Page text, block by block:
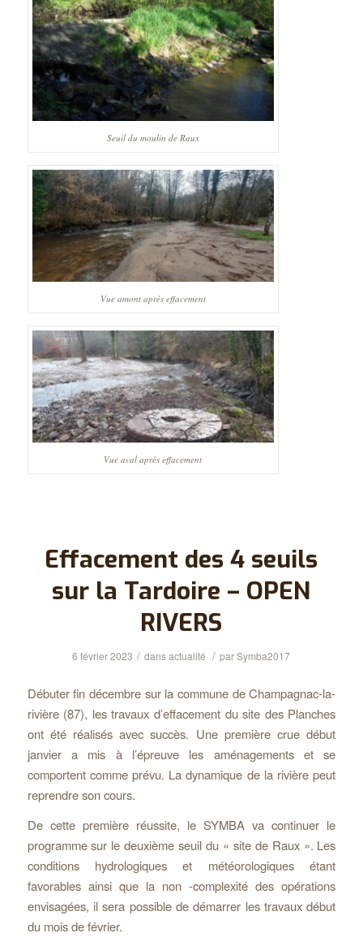
Seuil du moulin de Raux
Vue amont après effacement
Vue aval après effacement
Effacement des 4 seuils
sur la Tardoire – OPEN
RIVERS
6 février 2023 / dansactualité / parSymba2017
Débuter fin décembre sur la commune de Champagnac-la-
rivière (87), les travaux d’effacement du site des Planches
ont été réalisés avec succès. Une première crue début
janvier a mis à l’épreuve les aménagements et se
comportent comme prévu. La dynamique de la rivière peut
reprendre son cours.
De cette première réussite, le SYMBA va continuer le
programme sur le deuxième seuil du « site de Raux ». Les
conditions hydrologiques et météorologiques étant
favorables ainsi que la non -complexité des opérations
envisagées, il sera possible de démarrer les travaux début
du mois de février.